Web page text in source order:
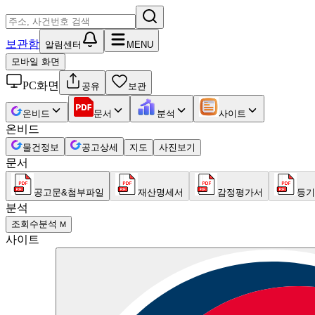
보관함 알림센터
MENU
모바일 화면
PC화면 공유 보관
온비드 문서 분석 사이트
온비드
물건정보 공고상세 지도 사진보기
문서
공고문&첨부파일 재산명세서 감정평가서 등
분석
조회수분석 M
사이트